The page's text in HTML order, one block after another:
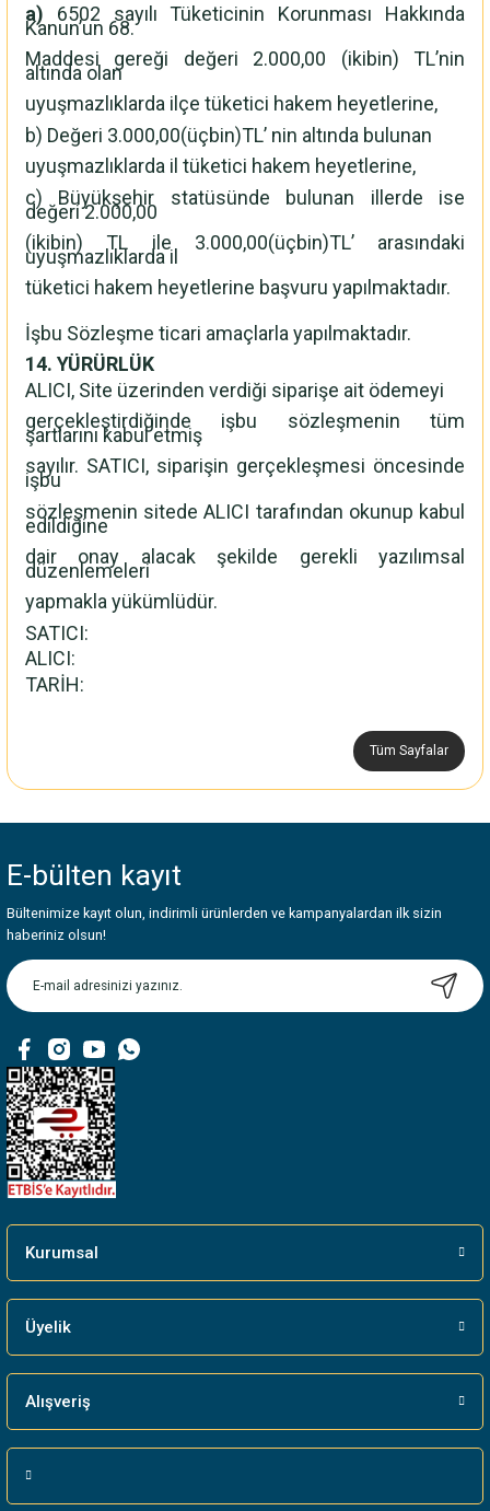
a) 6502 sayılı Tüketicinin Korunması Hakkında
Kanun’un 68.
Maddesi gereği değeri 2.000,00 (ikibin) TL’nin
altında olan
uyuşmazlıklarda ilçe tüketici hakem heyetlerine,
b) Değeri 3.000,00(üçbin)TL’ nin altında bulunan
uyuşmazlıklarda il tüketici hakem heyetlerine,
c) Büyükşehir statüsünde bulunan illerde ise
değeri 2.000,00
(ikibin) TL ile 3.000,00(üçbin)TL’ arasındaki
uyuşmazlıklarda il
tüketici hakem heyetlerine başvuru yapılmaktadır.
İşbu Sözleşme ticari amaçlarla yapılmaktadır.
14. YÜRÜRLÜK
ALICI, Site üzerinden verdiği siparişe ait ödemeyi
gerçekleştirdiğinde işbu sözleşmenin tüm
şartlarını kabul etmiş
sayılır. SATICI, siparişin gerçekleşmesi öncesinde
işbu
sözleşmenin sitede ALICI tarafından okunup kabul
edildiğine
dair onay alacak şekilde gerekli yazılımsal
düzenlemeleri
yapmakla yükümlüdür.
SATICI:
ALICI:
TARİH:
Tüm Sayfalar
E-bülten kayıt
Bültenimize kayıt olun, indirimli ürünlerden ve kampanyalardan ilk sizin
haberiniz olsun!
Kurumsal
Üyelik
Alışveriş